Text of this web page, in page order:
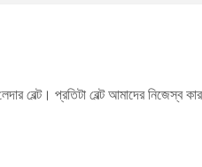
বেল্ট। প্রতিটা বেল্ট আমাদের নিজেস্ব